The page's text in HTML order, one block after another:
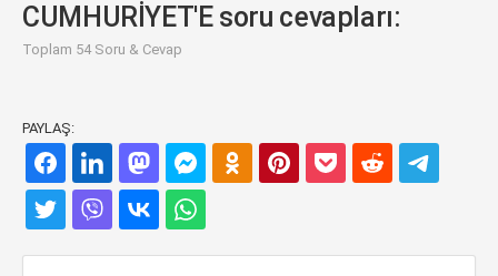
CUMHURİYET'E soru cevapları:
Toplam 54 Soru & Cevap
PAYLAŞ: